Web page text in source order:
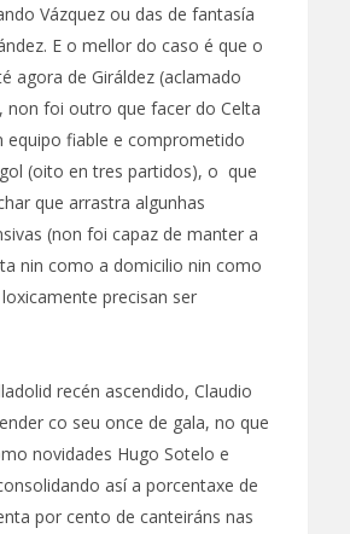
Vázquez ou das de fantasía
E o mellor do caso é que o
agora de Giráldez (aclamado
non foi outro que facer do Celta
equipo fiable e comprometido
(oito en tres partidos), o que
que arrastra algunhas
(non foi capaz de manter a
nin como a domicilio nin como
precisan ser
recén ascendido, Claudio
co seu once de gala, no que
novidades Hugo Sotelo e
así a porcentaxe de
por cento de canteiráns nas